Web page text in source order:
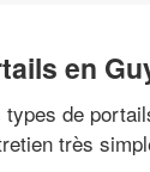
en
de
très